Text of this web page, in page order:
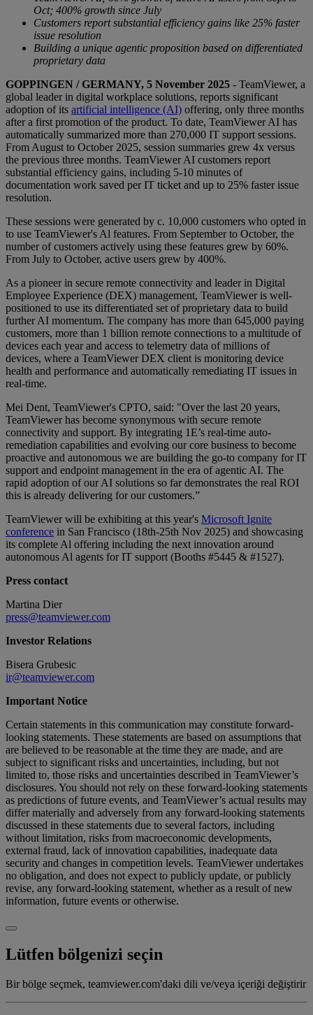
Oct; 400% growth since July
Customers report substantial efficiency gains like 25% faster
issue resolution
Building a unique agentic proposition based on differentiated
proprietary data
GOPPINGEN / GERMANY, 5 November 2025 - TeamViewer, a
global leader in digital workplace solutions, reports significant
adoption of its artificial intelligence (AI) offering, only three months
after a first promotion of the product. To date, TeamViewer AI has
automatically summarized more than 270,000 IT support sessions.
From August to October 2025, session summaries grew 4x versus
the previous three months. TeamViewer AI customers report
substantial efficiency gains, including 5-10 minutes of
documentation work saved per IT ticket and up to 25% faster issue
resolution.
These sessions were generated by c. 10,000 customers who opted in
to use TeamViewer's Al features. From September to October, the
number of customers actively using these features grew by 60%.
From July to October, active users grew by 400%.
As a pioneer in secure remote connectivity and leader in Digital
Employee Experience (DEX) management, TeamViewer is well-
positioned to use its differentiated set of proprietary data to build
further AI momentum. The company has more than 645,000 paying
customers, more than 1 billion remote connections to a multitude of
devices each year and access to telemetry data of millions of
devices, where a TeamViewer DEX client is monitoring device
health and performance and automatically remediating IT issues in
real-time.
Mei Dent, TeamViewer's CPTO, said: "Over the last 20 years,
TeamViewer has become synonymous with secure remote
connectivity and support. By integrating 1E’s real-time auto-
remediation capabilities and evolving our core business to become
proactive and autonomous we are building the go-to company for IT
support and endpoint management in the era of agentic AI. The
rapid adoption of our AI solutions so far demonstrates the real ROI
this is already delivering for our customers.”
TeamViewer will be exhibiting at this year's Microsoft Ignite
conference in San Francisco (18th-25th Nov 2025) and showcasing
its complete Al offering including the next innovation around
autonomous Al agents for IT support (Booths #5445 & #1527).
Press contact
Martina Dier
press@teamviewer.com
Investor Relations
Bisera Grubesic
ir@teamviewer.com
Important Notice
Certain statements in this communication may constitute forward-
looking statements. These statements are based on assumptions that
are believed to be reasonable at the time they are made, and are
subject to significant risks and uncertainties, including, but not
limited to, those risks and uncertainties described in TeamViewer’s
disclosures. You should not rely on these forward-looking statements
as predictions of future events, and TeamViewer’s actual results may
differ materially and adversely from any forward-looking statements
discussed in these statements due to several factors, including
without limitation, risks from macroeconomic developments,
external fraud, lack of innovation capabilities, inadequate data
security and changes in competition levels. TeamViewer undertakes
no obligation, and does not expect to publicly update, or publicly
revise, any forward-looking statement, whether as a result of new
information, future events or otherwise.
Lütfen bölgenizi seçin
Bir bölge seçmek, teamviewer.com'daki dili ve/veya içeriği değiştirir